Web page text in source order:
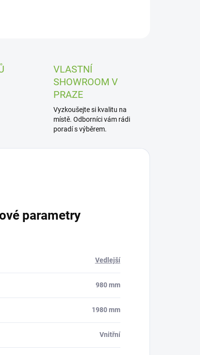
VLASTNÍ
SHOWROOM V
PRAZE
Vyzkoušejte si kvalitu na
místě. Odborníci vám rádi
poradí s výběrem.
parametry
Vedlejší
980 mm
1980 mm
Vnitřní